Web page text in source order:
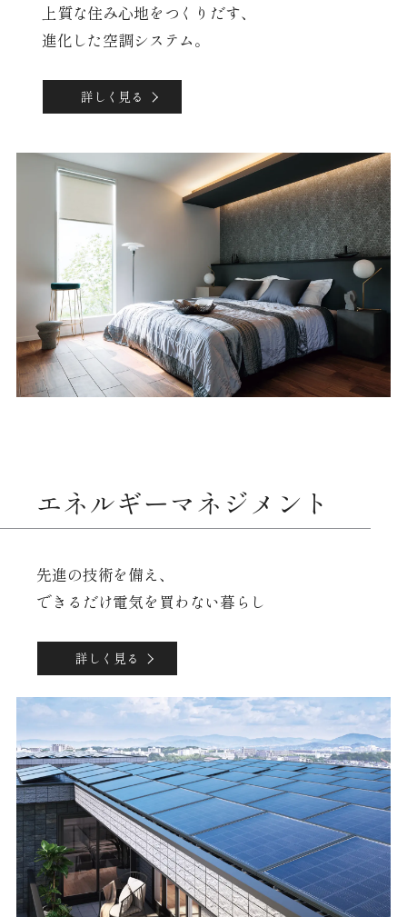
上質な住み心地をつくりだす、
進化した空調システム。
詳しく見る
エネルギーマネジメント
先進の技術を備え、
できるだけ電気を買わない暮らし
詳しく見る